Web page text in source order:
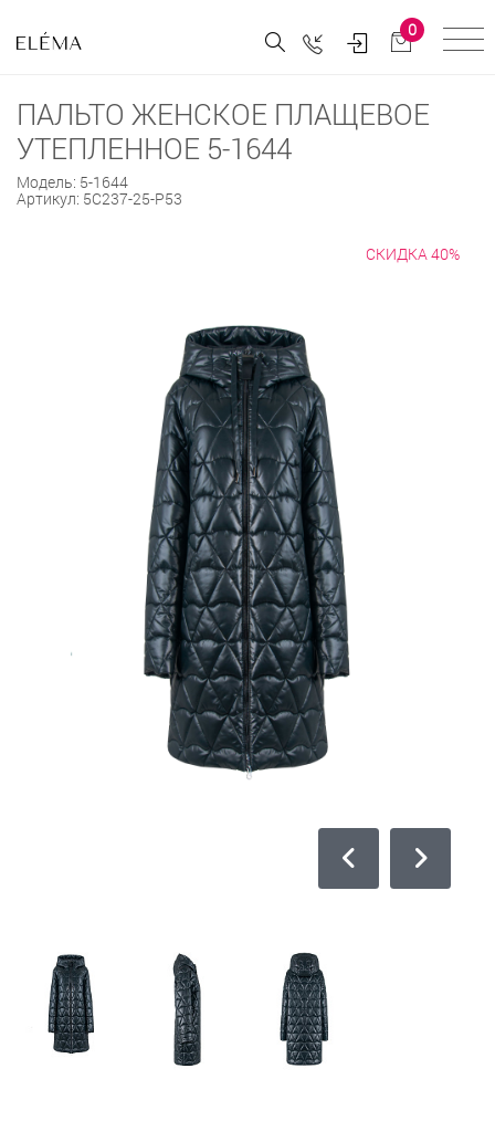
0
ПАЛЬТО ЖЕНСКОЕ ПЛАЩЕВОЕ
УТЕПЛЕННОЕ 5-1644
Модель: 5-1644
Артикул: 5С237-25-Р53
СКИДКА 40%